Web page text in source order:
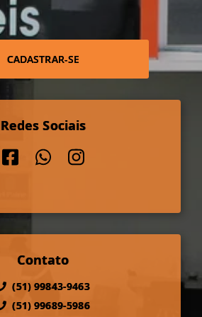
CADASTRAR-SE
Redes Sociais
Contato
(51) 99843-9463
(51) 99689-5986